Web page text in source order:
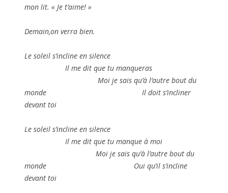
mon lit. « Je t’aime! »
Demain,on verra bien.
Le soleil s’incline en silence
Il me dit que tu manqueras
Moi je sais qu’à l’autre bout du
monde Il doit s’incliner
devant toi
Le soleil s’incline en silence
Il me dit que tu manque à moi
Moi je sais qu’à l’autre bout du
monde Oui qu’il s’incline
devant toi